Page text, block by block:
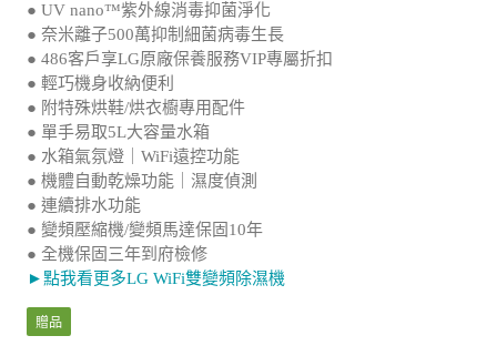
● UV nano™紫外線消毒抑菌淨化
● 奈米離子500萬抑制細菌病毒生長
● 486客戶享LG原廠保養服務VIP專屬折扣
● 輕巧機身收納便利
● 附特殊烘鞋/烘衣櫥專用配件
● 單手易取5L大容量水箱
● 水箱氣氛燈｜WiFi遠控功能
● 機體自動乾燥功能｜濕度偵測
● 連續排水功能
● 變頻壓縮機/變頻馬達保固10年
● 全機保固三年到府檢修
►點我看更多LG WiFi雙變頻除濕機
贈品